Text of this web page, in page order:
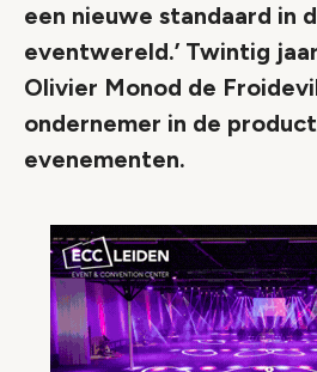
een nieuwe standaard in
eventwereld.’ Twintig
Olivier Monod de
ondernemer in de
evenementen.